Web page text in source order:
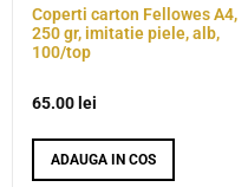
Coperti carton Fellowes A4,
250 gr, imitatie piele, alb,
100/top
65.00 lei
ADAUGA IN COS